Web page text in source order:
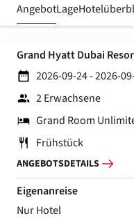
AngebotLage
Grand Hyatt Dubai
2026-09-24 - 2026-
2 Erwachsene
Grand Room
Frühstück
ANGEBOTSDETAILS
Eigenanreise
Nur Hotel